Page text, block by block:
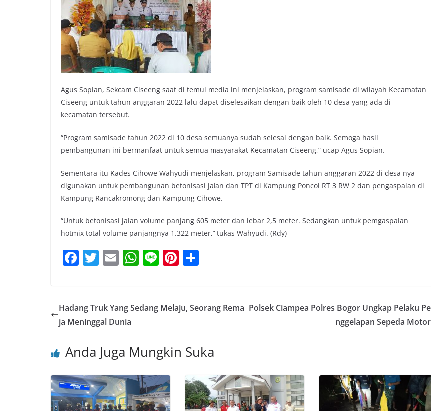
Agus Sopian, Sekcam Ciseeng saat di temui media ini menjelaskan, program samisade di wilayah Kecamatan
Ciseeng untuk tahun anggaran 2022 lalu dapat diselesaikan dengan baik oleh 10 desa yang ada di
kecamatan tersebut.
“Program samisade tahun 2022 di 10 desa semuanya sudah selesai dengan baik. Semoga hasil
pembangunan ini bermanfaat untuk semua masyarakat Kecamatan Ciseeng,” ucap Agus Sopian.
Sementara itu Kades Cihowe Wahyudi menjelaskan, program Samisade tahun anggaran 2022 di desa nya
digunakan untuk pembangunan betonisasi jalan dan TPT di Kampung Poncol RT 3 RW 2 dan pengaspalan di
Kampung Rancakromong dan Kampung Cihowe.
“Untuk betonisasi jalan volume panjang 605 meter dan lebar 2,5 meter. Sedangkan untuk pemgaspalan
hotmix total volume panjangnya 1.322 meter,” tukas Wahyudi. (Rdy)
F
e
b
o
k
T
er
E
l
W
s
p
Li Pi
e e
Hadang Truk Yang Sedang Melaju, Seorang Rema
ja Meninggal Dunia
Polsek Ciampea Polres Bogor Ungkap Pelaku Pe
nggelapan Sepeda Motor
Anda Juga Mungkin Suka